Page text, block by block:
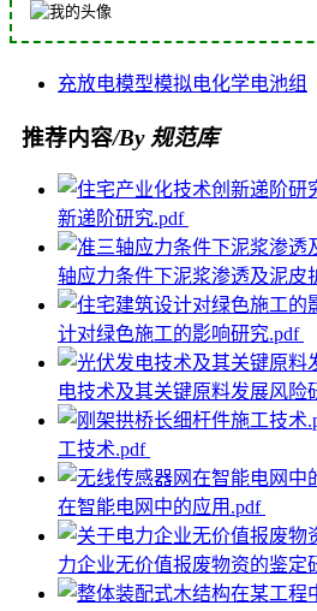
充放电模型模拟电化学电池组
推荐内容/By 规范库
新递阶研究.pdf
轴应力条件下泥浆渗透及泥皮
计对绿色施工的影响研究.pdf
电技术及其关键原料发展风险
工技术.pdf
在智能电网中的应用.pdf
力企业无价值报废物资的鉴定